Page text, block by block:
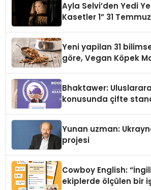
Ayla Selvi’den Yedi
Kasetler 1” 31
Yeni yapilan 31
göre, Vegan Köpek
Bhaktawer:
konusunda çifte
Yunan uzman:
projesi
Cowboy English:
ekiplerde ölçülen bir